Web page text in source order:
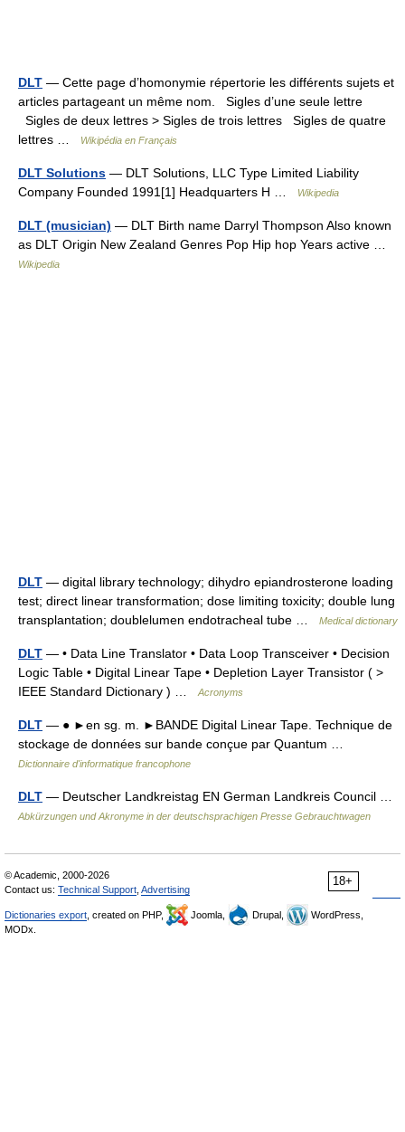
DLT — Cette page d’homonymie répertorie les différents sujets et
articles partageant un même nom. Sigles d’une seule lettre
Sigles de deux lettres > Sigles de trois lettres Sigles de quatre
lettres …
Wikipédia en Français
DLT Solutions — DLT Solutions, LLC Type Limited Liability
Company Founded 1991[1] Headquarters H …
Wikipedia
DLT (musician) — DLT Birth name Darryl Thompson Also known
as DLT Origin New Zealand Genres Pop Hip hop Years active …
Wikipedia
DLT — digital library technology; dihydro epiandrosterone loading
test; direct linear transformation; dose limiting toxicity; double lung
transplantation; doublelumen endotracheal tube …
Medical dictionary
DLT — • Data Line Translator • Data Loop Transceiver • Decision
Logic Table • Digital Linear Tape • Depletion Layer Transistor ( >
IEEE Standard Dictionary ) …
Acronyms
DLT — ● ►en sg. m. ►BANDE Digital Linear Tape. Technique de
stockage de données sur bande conçue par Quantum …
Dictionnaire d'informatique francophone
DLT — Deutscher Landkreistag EN German Landkreis Council …
Abkürzungen und Akronyme in der deutschsprachigen Presse Gebrauchtwagen
18+
© Academic, 2000-2026
Contact us: Technical Support Advertising
Dictionaries export , created on PHP, Joomla, Drupal,
WordPress,
MODx.